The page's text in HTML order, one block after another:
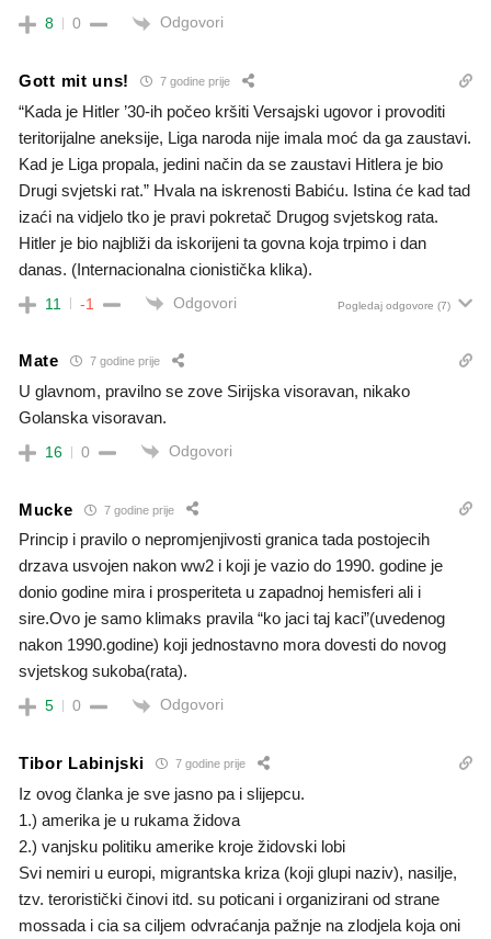
8 0 Odgovori
Gott mit uns! 7 godine prije
“Kada je Hitler ’30-ih počeo kršiti Versajski ugovor i provoditi
teritorijalne aneksije, Liga naroda nije imala moć da ga zaustavi.
Kad je Liga propala, jedini način da se zaustavi Hitlera je bio
Drugi svjetski rat.” Hvala na iskrenosti Babiću. Istina će kad tad
izaći na vidjelo tko je pravi pokretač Drugog svjetskog rata.
Hitler je bio najbliži da iskorijeni ta govna koja trpimo i dan
danas. (Internacionalna cionistička klika).
11 -1 Odgovori Pogledaj odgovore (7)
Mate 7 godine prije
U glavnom, pravilno se zove Sirijska visoravan, nikako
Golanska visoravan.
16 0 Odgovori
Mucke 7 godine prije
Princip i pravilo o nepromjenjivosti granica tada postojecih
drzava usvojen nakon ww2 i koji je vazio do 1990. godine je
donio godine mira i prosperiteta u zapadnoj hemisferi ali i
sire.Ovo je samo klimaks pravila “ko jaci taj kaci”(uvedenog
nakon 1990.godine) koji jednostavno mora dovesti do novog
svjetskog sukoba(rata).
5 0 Odgovori
Tibor Labinjski 7 godine prije
Iz ovog članka je sve jasno pa i slijepcu.
1.) amerika je u rukama židova
2.) vanjsku politiku amerike kroje židovski lobi
Svi nemiri u europi, migrantska kriza (koji glupi naziv), nasilje,
tzv. teroristički činovi itd. su poticani i organizirani od strane
mossada i cia sa ciljem odvraćanja pažnje na zlodjela koja oni